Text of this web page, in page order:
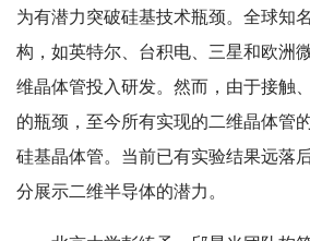
为有潜力突破硅基技术瓶颈。全球知
构，如英特尔、台积电、三星和欧洲
维晶体管投入研发。然而，由于接触
的瓶颈，至今所有实现的二维晶体管
硅基晶体管。当前已有实验结果远落
分展示二维半导体的潜力。